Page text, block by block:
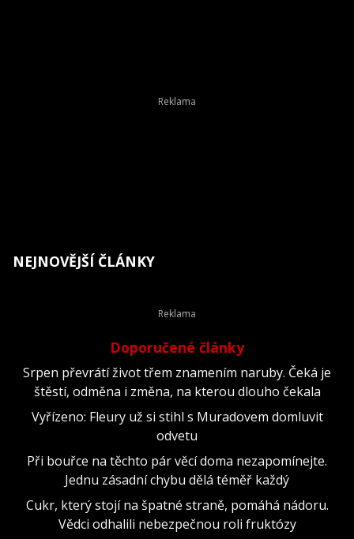
NEJNOVĚJŠÍ ČLÁNKY
Doporučené články
Srpen převrátí život třem znamením naruby. Čeká je
štěstí, odměna i změna, na kterou dlouho čekala
Vyřízeno: Fleury už si stihl s Muradovem domluvit
odvetu
Při bouřce na těchto pár věcí doma nezapomínejte.
Jednu zásadní chybu dělá téměř každý
Cukr, který stojí na špatné straně, pomáhá nádoru.
Vědci odhalili nebezpečnou roli fruktózy